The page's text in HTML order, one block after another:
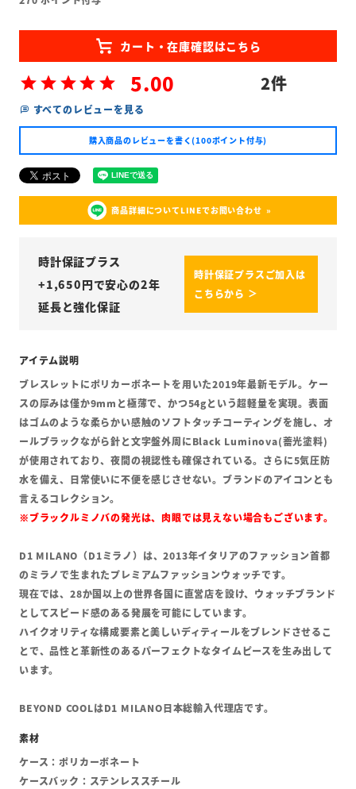
5.00 2
すべてのレビューを見る
購入商品のレビューを書く(100ポイント付与)
商品詳細についてLINEでお問い合わせ
時計保証プラス
+1,650円で安心の2年
延長と強化保証
時計保証プラスご加入は
こちらから ＞
ブレスレットにポリカーボネートを用いた2019年最新モデル。ケー
スの厚みは僅か9mmと極薄で、かつ54gという超軽量を実現。表面
はゴムのような柔らかい感触のソフトタッチコーティングを施し、オ
ールブラックながら針と文字盤外周にBlack Luminova(蓄光塗料)
が使用されており、夜間の視認性も確保されている。さらに5気圧防
水を備え、日常使いに不便を感じさせない。ブランドのアイコンとも
言えるコレクション。
※ブラックルミノバの発光は、肉眼では見えない場合もございます。
D1 MILANO（D1ミラノ）は、2013年イタリアのファッション首都
のミラノで生まれたプレミアムファッションウォッチです。
現在では、28か国以上の世界各国に直営店を設け、ウォッチブランド
としてスピード感のある発展を可能にしています。
ハイクオリティな構成要素と美しいディティールをブレンドさせるこ
とで、品性と革新性のあるパーフェクトなタイムピースを生み出して
います。
BEYOND COOLはD1 MILANO日本総輸入代理店です。
ケース：ポリカーボネート
ケースバック：ステンレススチール